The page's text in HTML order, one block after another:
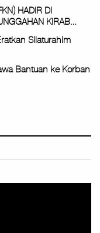
HADIR DI
KIRAB…
Silaturahim
Bantuan ke Korban